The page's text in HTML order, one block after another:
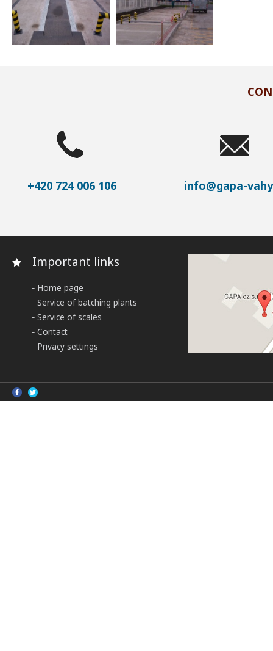
+420 724 006 106 info@gapa-
Important links
Home page
Service of batching plants
Service of scales
Contact
Privacy settings